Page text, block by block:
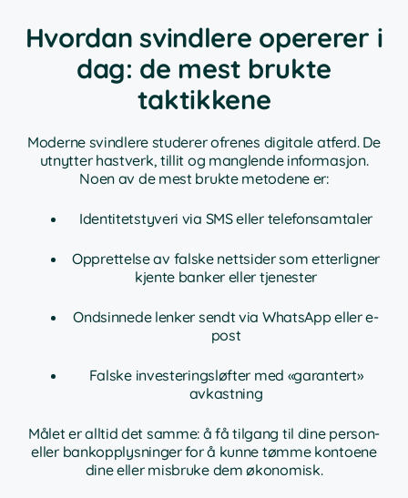
Hvordan svindlere opererer i
dag: de mest brukte
taktikkene
Moderne svindlere studerer ofrenes digitale atferd. De
utnytter hastverk, tillit og manglende informasjon.
Noen av de mest brukte metodene er:
Identitetstyveri via SMS eller telefonsamtaler
Opprettelse av falske nettsider som etterligner
kjente banker eller tjenester
Ondsinnede lenker sendt via WhatsApp eller e-
post
Falske investeringsløfter med «garantert»
avkastning
Målet er alltid det samme: å få tilgang til dine person-
eller bankopplysninger for å kunne tømme kontoene
dine eller misbruke dem økonomisk.